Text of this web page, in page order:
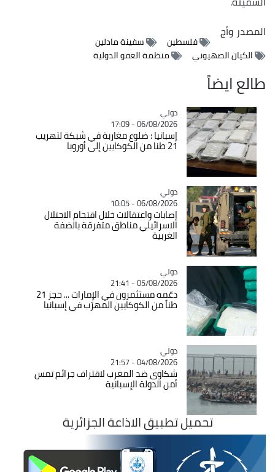
المصدروأج
فلسطين
سفينة مادلين
الكيان الصهيوني
منظمة العفو الدولية
طالع ايضاً
Catégorie
دولي
06/08/2026 - 17:09
إسبانيا : ضلوع مغاربة في شبكة لتهريب
21 طنا من الكوكايين إلى أوروبا
Catégorie
دولي
06/08/2026 - 10:05
إصابات واعتقالات خلال اقتحام الاحتلال
الاسرائيلي مناطق متفرقة بالضفة
الغربية
Catégorie
دولي
05/08/2026 - 21:41
دعّمه مستثمرون في الإمارات ... حجز 21
طناً من الكوكايين المهرّب في إسبانيا
Catégorie
دولي
04/08/2026 - 21:57
شكاوى ضد المغرب لاقتراف جرائم تمس
أمن الدولة الإسبانية
تحميل تطبيق الاذاعة الجزائرية